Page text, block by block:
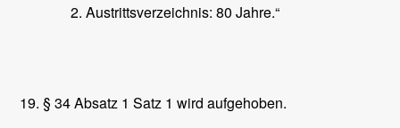
Austrittsverzeichnis: 80 Jahre.“
§ 34 Absatz 1 Satz 1 wird aufgehoben.